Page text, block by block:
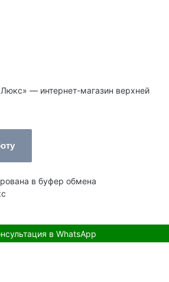
— интернет-магазин верхней
в буфер обмена
в WhatsApp